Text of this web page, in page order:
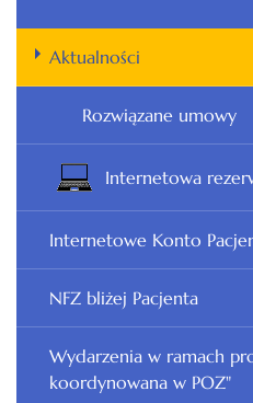
Aktualności
Rozwiązane umowy
Internetowa
Internetowe Konto
NFZ bliżej Pacjenta
Wydarzenia w ramach
koordynowana w POZ"